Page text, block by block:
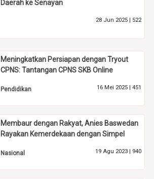
Daerah ke Senayan
28 Jun 2025 | 522
Meningkatkan Persiapan dengan Tryout
CPNS: Tantangan CPNS SKB Online
Pendidikan 16 Mei 2025 | 451
Membaur dengan Rakyat, Anies Baswedan
Rayakan Kemerdekaan dengan Simpel
Nasional 19 Agu 2023 | 940